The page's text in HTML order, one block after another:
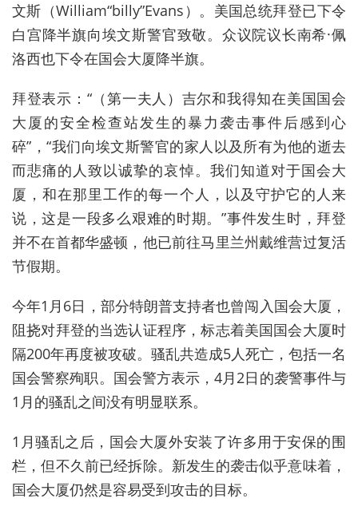
文斯（William“billy”Evans）。美国总统拜登已下令
白宫降半旗向埃文斯警官致敬。众议院议长南希·佩
洛西也下令在国会大厦降半旗。
拜登表示：“（第一夫人）吉尔和我得知在美国国会
大厦的安全检查站发生的暴力袭击事件后感到心
碎”，“我们向埃文斯警官的家人以及所有为他的逝去
而悲痛的人致以诚挚的哀悼。我们知道对于国会大
厦，和在那里工作的每一个人，以及守护它的人来
说，这是一段多么艰难的时期。”事件发生时，拜登
并不在首都华盛顿，他已前往马里兰州戴维营过复活
节假期。
今年1月6日，部分特朗普支持者也曾闯入国会大厦，
阻挠对拜登的当选认证程序，标志着美国国会大厦时
隔200年再度被攻破。骚乱共造成5人死亡，包括一名
国会警察殉职。国会警方表示，4月2日的袭警事件与
1月的骚乱之间没有明显联系。
1月骚乱之后，国会大厦外安装了许多用于安保的围
栏，但不久前已经拆除。新发生的袭击似乎意味着，
国会大厦仍然是容易受到攻击的目标。